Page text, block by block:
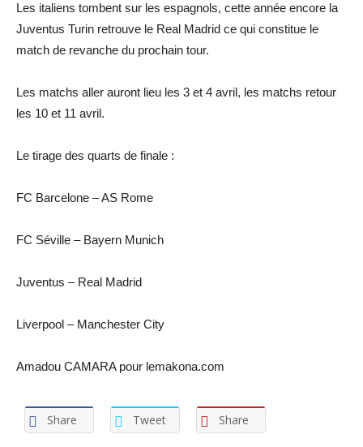
Les italiens tombent sur les espagnols, cette année encore la
Juventus Turin retrouve le Real Madrid ce qui constitue le
match de revanche du prochain tour.
Les matchs aller auront lieu les 3 et 4 avril, les matchs retour
les 10 et 11 avril.
Le tirage des quarts de finale :
FC Barcelone – AS Rome
FC Séville – Bayern Munich
Juventus – Real Madrid
Liverpool – Manchester City
Amadou CAMARA pour lemakona.com
Share Tweet Share